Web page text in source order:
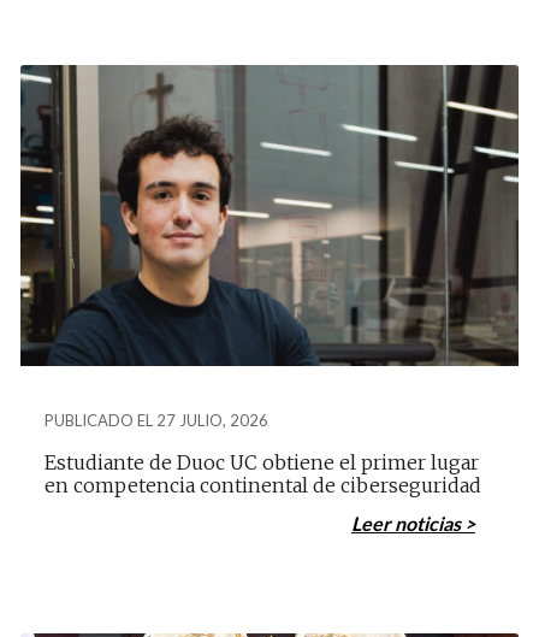
PUBLICADO EL 27 JULIO, 2026
Estudiante de Duoc UC obtiene el primer lugar
en competencia continental de ciberseguridad
Leer noticias >